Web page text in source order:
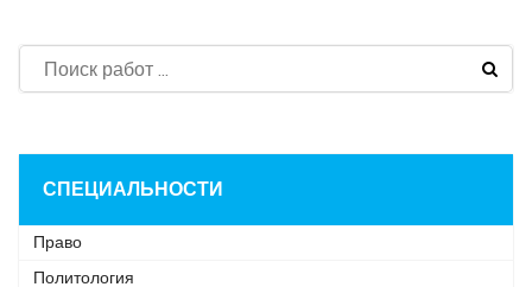
СПЕЦИАЛЬНОСТИ
Право
Политология